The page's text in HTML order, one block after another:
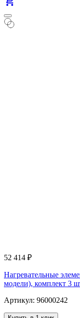
52 414 ₽
Нагревательные
модели), комплект 3
Артикул: 96000242